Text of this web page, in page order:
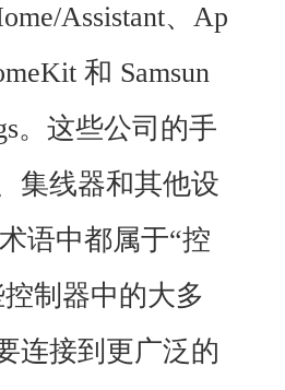
Assistant、Ap
和 Samsun
。这些公司的手
集线器和其他设
语中都属于“控
制器中的大多
连接到更广泛的